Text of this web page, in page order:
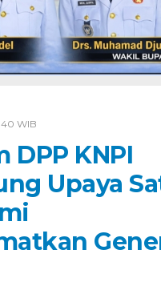
WIB
DPP KNPI
Upaya